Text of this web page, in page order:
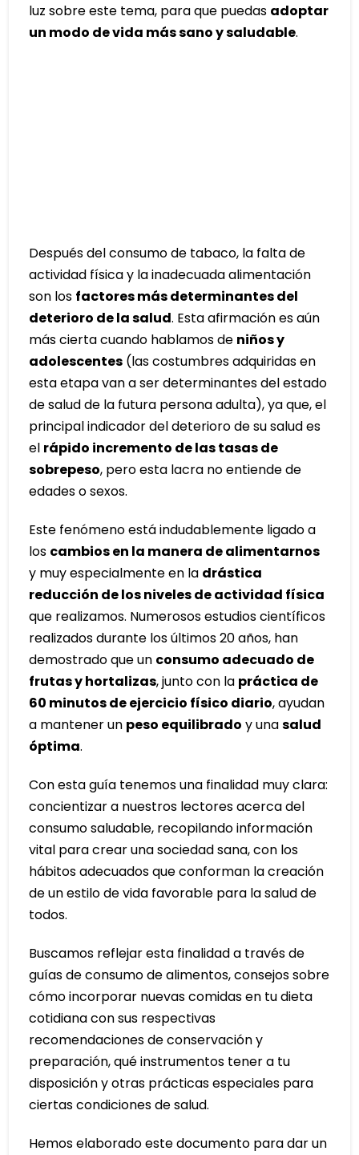
luz sobre este tema, para que puedas adoptar
un modo de vida más sano y saludable.
Después del consumo de tabaco, la falta de
actividad física y la inadecuada alimentación
son los factores más determinantes del
deterioro de la salud. Esta afirmación es aún
más cierta cuando hablamos de niños y
adolescentes (las costumbres adquiridas en
esta etapa van a ser determinantes del estado
de salud de la futura persona adulta), ya que, el
principal indicador del deterioro de su salud es
el rápido incremento de las tasas de
sobrepeso, pero esta lacra no entiende de
edades o sexos.
Este fenómeno está indudablemente ligado a
los cambios en la manera de alimentarnos
y muy especialmente en la drástica
reducción de los niveles de actividad física
que realizamos. Numerosos estudios científicos
realizados durante los últimos 20 años, han
demostrado que un consumo adecuado de
frutas y hortalizas, junto con la práctica de
60 minutos de ejercicio físico diario, ayudan
a mantener un peso equilibrado y unasalud
óptima.
Con esta guía tenemos una finalidad muy clara:
concientizar a nuestros lectores acerca del
consumo saludable, recopilando información
vital para crear una sociedad sana, con los
hábitos adecuados que conforman la creación
de un estilo de vida favorable para la salud de
todos.
Buscamos reflejar esta finalidad a través de
guías de consumo de alimentos, consejos sobre
cómo incorporar nuevas comidas en tu dieta
cotidiana con sus respectivas
recomendaciones de conservación y
preparación, qué instrumentos tener a tu
disposición y otras prácticas especiales para
ciertas condiciones de salud.
Hemos elaborado este documento para dar un